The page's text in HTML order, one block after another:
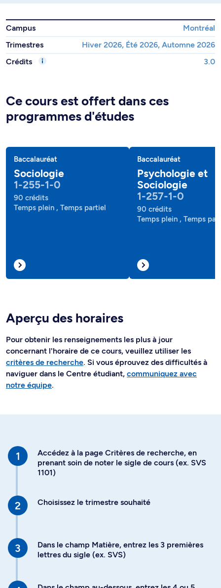
Campus
Montréal
Trimestres
Hiver 2026, Été 2026, Automne 2026
Crédits
3.0
Ce cours est offert dans ces
programmes d'études
Baccalauréat
Sociologie
1-255-1-0
90 crédits
Temps plein , Temps partiel
Baccalauréat
Psychologie et
Sociologie
1-257-1-0
90 crédits
Temps plein , Temps
Aperçu des horaires
Pour obtenir les renseignements les plus à jour
concernant l'horaire de ce cours, veuillez utiliser les
critères de recherche. Si vous éprouvez des difficultés à
naviguer dans le Centre étudiant, communiquez avec
notre équipe.
Accédez à la page Critères de recherche, en
prenant soin de noter le sigle de cours (ex. SVS
1101)
Choisissez le trimestre souhaité
Dans le champ Matière, entrez les 3 premières
lettres du sigle (ex. SVS)